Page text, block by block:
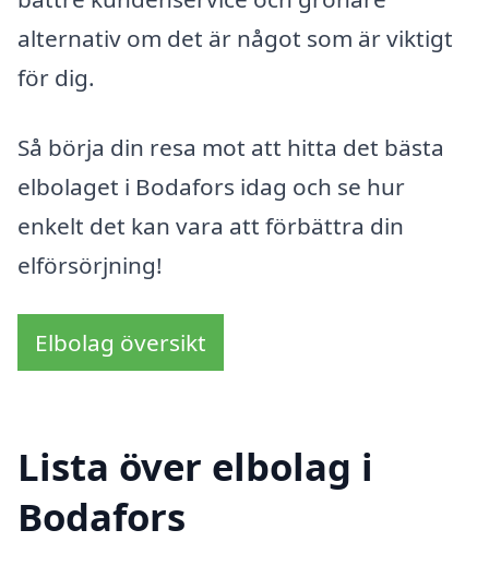
alternativ om det är något som är viktigt
för dig.
Så börja din resa mot att hitta det bästa
elbolaget i Bodafors idag och se hur
enkelt det kan vara att förbättra din
elförsörjning!
Elbolag översikt
Lista över elbolag i
Bodafors